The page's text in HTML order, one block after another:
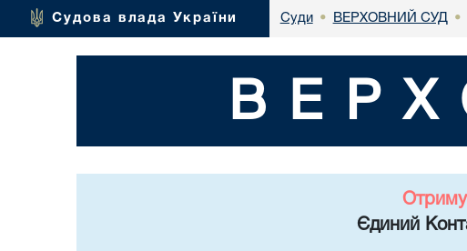
Судова влада України Суди • ВЕРХОВНИЙ СУД •
Єдиний